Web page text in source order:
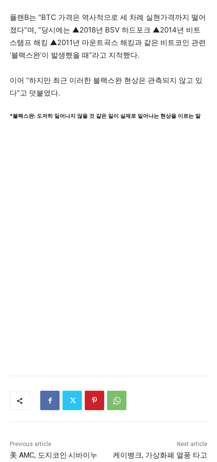
플랜B는 “BTC 가격은 역사적으로 세 차례 실현가격까지 떨어
졌다”며, “당시에는 ▲2018년 BSV 하드포크 ▲2014년 비트
스탬프 해킹 ▲2011년 마운트곡스 해킹과 같은 비트코인 관련
‘블랙스완’이 발생했을 때”라고 지적했다.
이어 “하지만 최근 이러한 블랙스완 현상은 관측되지 않고 있
다”고 덧붙였다.
*블랙스완: 도저히 일어나지 않을 것 같은 일이 실제로 일어나는 현상을 이르는 말
Previous article
美 AMC, 도지코인·시바이누
Next article
케이뱅크, 가상화폐 열풍 타고